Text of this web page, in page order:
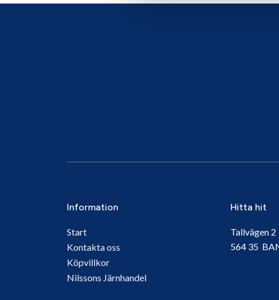
Information
Start
Kontakta oss
Köpvillkor
Nilssons Järnhandel
Hitta hit
Tallvägen 2
564 35